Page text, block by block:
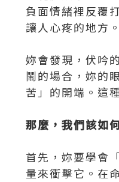
負面情緒裡反覆
讓人心疼的地方。
妳會發現，伏吟
鬧的場合，妳的
苦」的開端。這
那麼，我們該如
首先，妳要學會
量來衝擊它。在